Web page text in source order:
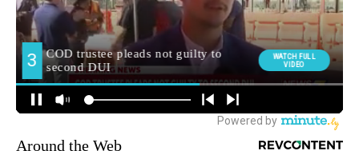
Around the Web